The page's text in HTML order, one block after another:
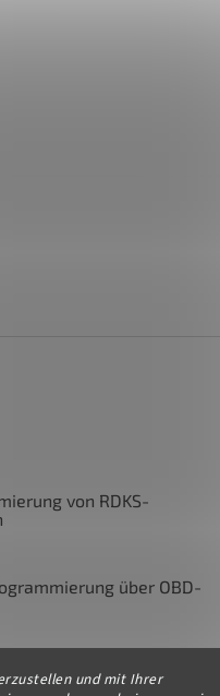
und mit Ihrer
von RDKS-
über OBD-
als Kopie